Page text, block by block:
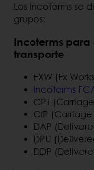
Los Incoterms se
grupos:
Incoterms
transporte
EXW (Ex
Incoterms
CPT
CIP
DAP
DPU
DDP